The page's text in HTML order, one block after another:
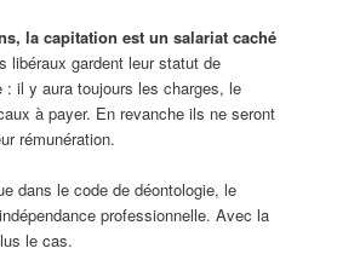
la capitation est un salariat caché
libéraux gardent leur statut de
: il y aura toujours les charges, le
à payer. En revanche ils ne seront
rémunération.
dans le code de déontologie, le
professionnelle. Avec la
le cas.